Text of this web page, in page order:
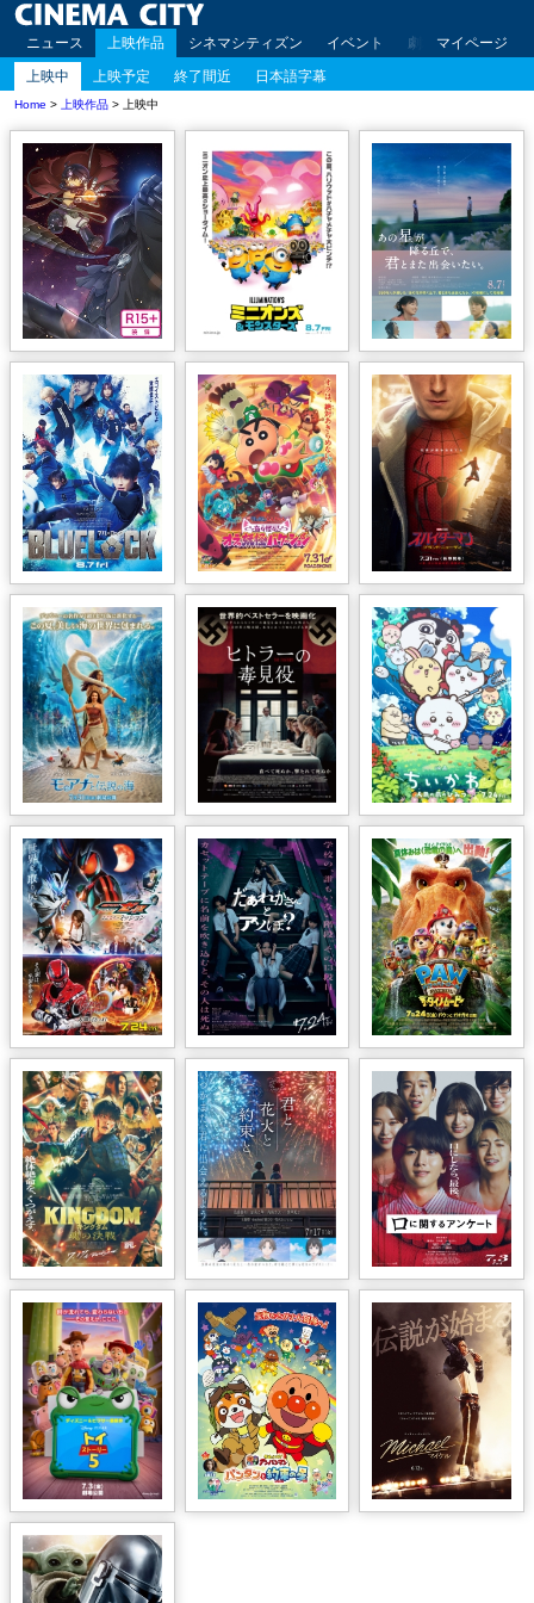
ニュース 上映作品 シネマシティズン イベント 劇場案内 アク
マイページ
上映中
上映予定 終了間近 日本語字幕
Home > 上映作品 > 上映中